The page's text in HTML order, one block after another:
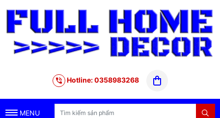
Hotline: 0358983268
MENU